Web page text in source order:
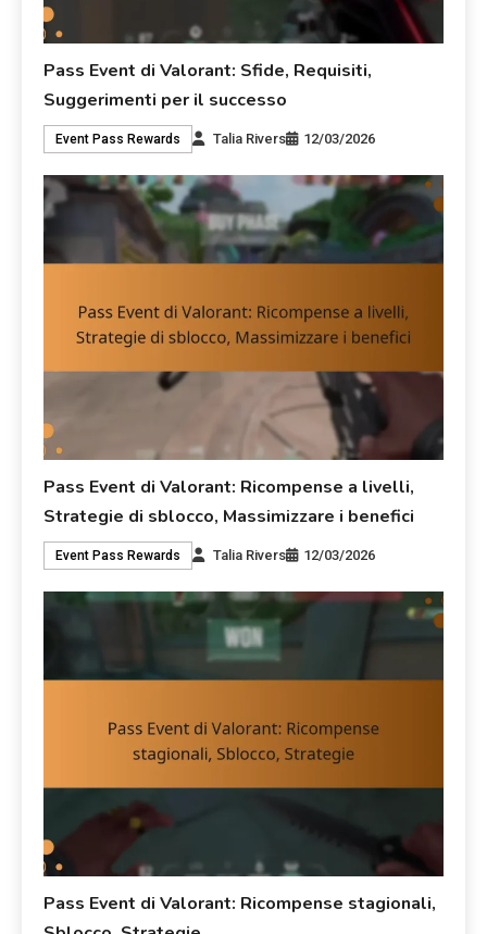
Pass Event di Valorant: Sfide, Requisiti,
Suggerimenti per il successo
Event Pass Rewards Talia Rivers 12/03/2026
Pass Event di Valorant: Ricompense a livelli,
Strategie di sblocco, Massimizzare i benefici
Event Pass Rewards Talia Rivers 12/03/2026
Pass Event di Valorant: Ricompense stagionali,